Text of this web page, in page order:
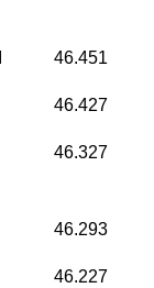
46.451
46.427
46.327
46.293
46.227